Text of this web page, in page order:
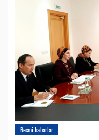
Resmi habarlar